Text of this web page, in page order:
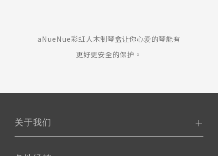
aNueNue彩虹人木制琴盒让你心爱的琴能有
更好更安全的保护。
关于我们